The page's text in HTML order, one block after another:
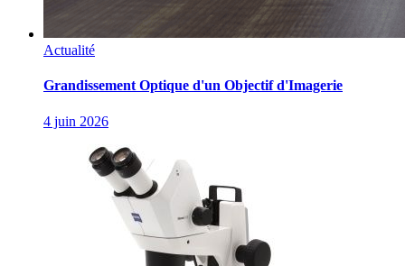
Actualité
Grandissement Optique d'un Objectif d'Imagerie
4 juin 2026